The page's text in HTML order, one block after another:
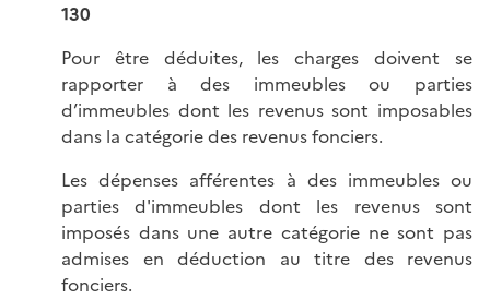
130
Pour être déduites, les charges doivent se
rapporter à des immeubles ou parties
d’immeubles dont les revenus sont imposables
dans la catégorie des revenus fonciers.
Les dépenses afférentes à des immeubles ou
parties d'immeubles dont les revenus sont
imposés dans une autre catégorie ne sont pas
admises en déduction au titre des revenus
fonciers.